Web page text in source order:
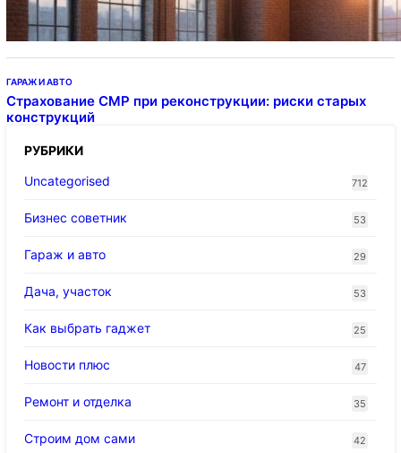
ГАРАЖ И АВТО
Страхование СМР при реконструкции: риски старых
конструкций
РУБРИКИ
Uncategorised
712
Бизнес советник 53
Гараж и авто 29
Дача, участок 53
Как выбрать гаджет 25
Новости плюс 47
Ремонт и отделка 35
Строим дом сами 42